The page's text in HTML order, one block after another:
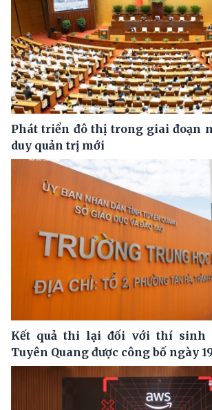
Phát triển đô thị trong giai đoạn
duy quản trị mới
Kết quả thi lại đối với thí sinh
Tuyên Quang được công bố ngày